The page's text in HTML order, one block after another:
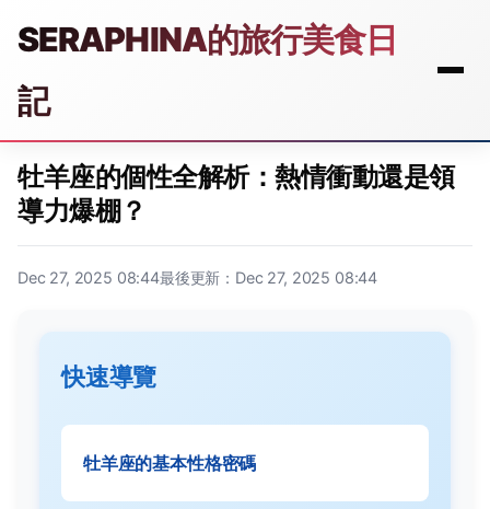
SERAPHINA的旅行美食日
記
牡羊座的個性全解析：熱情衝動還是領
導力爆棚？
Dec 27, 2025 08:44最後更新：Dec 27, 2025 08:44
快速導覽
牡羊座的基本性格密碼